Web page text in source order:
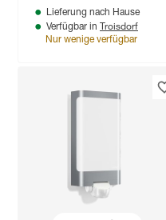
Lieferung nach Hause
Verfügbar in Troisdorf
Nur wenige verfügbar